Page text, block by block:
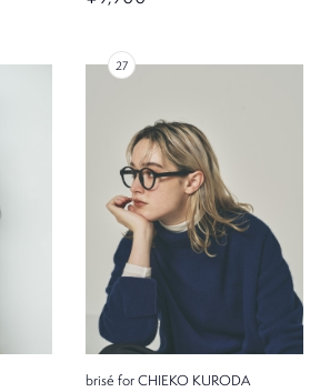
brisé for CHIEKO KURODA